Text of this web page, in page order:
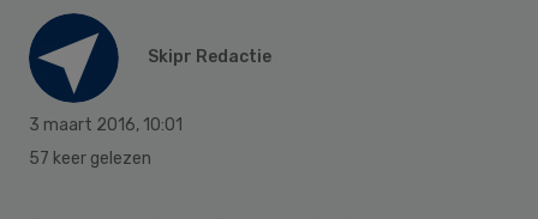
Skipr Redactie
3 maart 2016, 10:01
57 keer gelezen